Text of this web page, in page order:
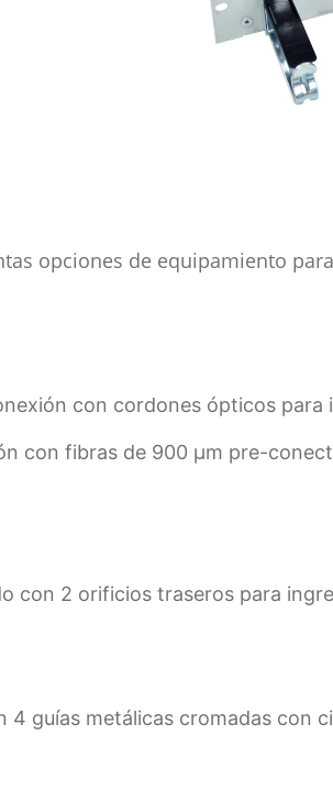
opciones de equipamiento
con cordones ópticos para
con fibras de 900 µm pre-
con 2 orificios traseros para
4 guías metálicas cromadas con